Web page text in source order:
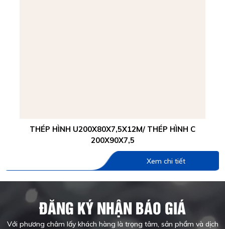
THÉP HÌNH U200X80X7,5X12M/ THÉP HÌNH C
200X90X7,5
Xem chi tiết
ĐĂNG KÝ NHẬN BÁO GIÁ
Với phương châm lấy khách hàng là trọng tâm, sản phẩm và dịch